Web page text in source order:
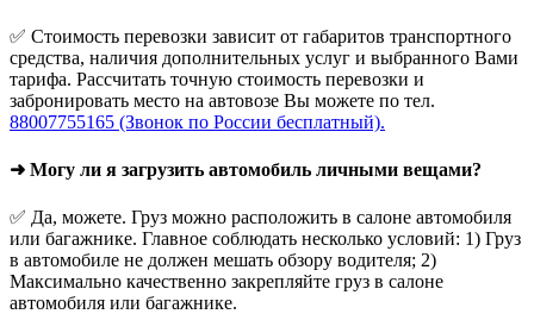
✅ Стоимость перевозки зависит от габаритов транспортного
средства, наличия дополнительных услуг и выбранного Вами
тарифа. Рассчитать точную стоимость перевозки и
забронировать место на автовозе Вы можете по тел.
88007755165 (Звонок по России бесплатный).
➜ Могу ли я загрузить автомобиль личными вещами?
✅ Да, можете. Груз можно расположить в салоне автомобиля
или багажнике. Главное соблюдать несколько условий: 1) Груз
в автомобиле не должен мешать обзору водителя; 2)
Максимально качественно закрепляйте груз в салоне
автомобиля или багажнике.